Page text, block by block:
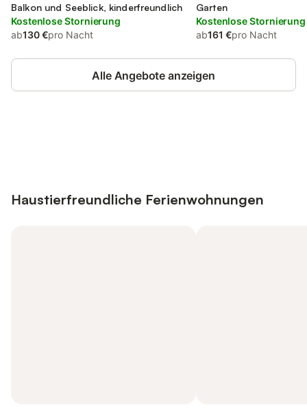
Balkon und Seeblick, kinderfreundlich
Kostenlose Stornierung
ab130 €pro Nacht
Garten
Kostenlose Stornierung
ab161 €pro Nacht
Alle Angebote anzeigen
Haustierfreundliche Ferienwohnungen